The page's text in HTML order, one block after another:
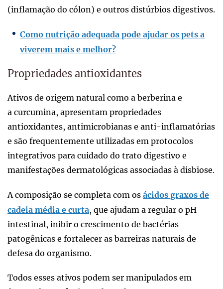
(inflamação do cólon) e outros distúrbios digestivos.
Como nutrição adequada pode ajudar os pets a
viverem mais e melhor?
Propriedades antioxidantes
Ativos de origem natural como a berberina e
a curcumina, apresentam propriedades
antioxidantes, antimicrobianas e anti-inflamatórias
e são frequentemente utilizadas em protocolos
integrativos para cuidado do trato digestivo e
manifestações dermatológicas associadas à disbiose.
A composição se completa com os ácidos graxos de
cadeia média e curta, que ajudam a regular o pH
intestinal, inibir o crescimento de bactérias
patogênicas e fortalecer as barreiras naturais de
defesa do organismo.
Todos esses ativos podem ser manipulados em